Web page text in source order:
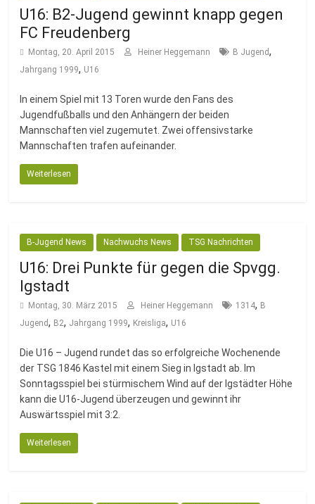
U16: B2-Jugend gewinnt knapp gegen
FC Freudenberg
Montag, 20. April 2015 Heiner Heggemann B Jugend,
Jahrgang 1999, U16
In einem Spiel mit 13 Toren wurde den Fans des
Jugendfußballs und den Anhängern der beiden
Mannschaften viel zugemutet. Zwei offensivstarke
Mannschaften trafen aufeinander.
Weiterlesen
B-Jugend News Nachwuchs News TSG Nachrichten
U16: Drei Punkte für gegen die Spvgg.
Igstadt
Montag, 30. März 2015 Heiner Heggemann 1314, B
Jugend, B2, Jahrgang 1999, Kreisliga, U16
Die U16 – Jugend rundet das so erfolgreiche Wochenende
der TSG 1846 Kastel mit einem Sieg in Igstadt ab. Im
Sonntagsspiel bei stürmischem Wind auf der Igstädter Höhe
kann die U16-Jugend überzeugen und gewinnt ihr
Auswärtsspiel mit 3:2.
Weiterlesen